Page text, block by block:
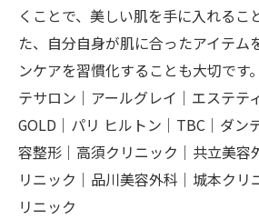
くことで、美しい肌を手に入れるこ
た、自分自身が肌に合ったアイテム
ンケアを習慣化することも大切です
テサロン｜アールグレイ｜エステテ
GOLD｜パリ ヒルトン｜TBC｜ダン
容整形｜高須クリニック｜共立美容
リニック｜品川美容外科｜城本クリ
リニック